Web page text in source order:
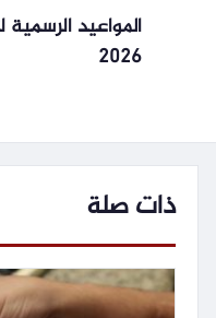
المواعيد
2026
ذات صلة